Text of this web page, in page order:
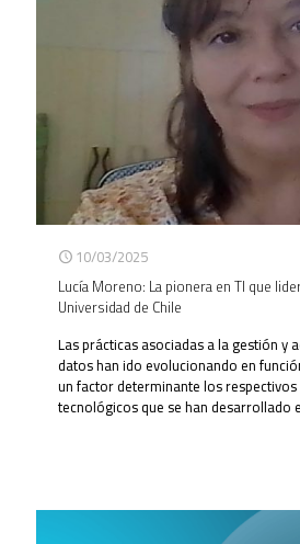
10/03/2025
Lucía Moreno: La pionera en TI que
Universidad de Chile
Las prácticas asociadas a la gestión y
datos han ido evolucionando en
un factor determinante los respectivos
tecnológicos que se han desarrollado